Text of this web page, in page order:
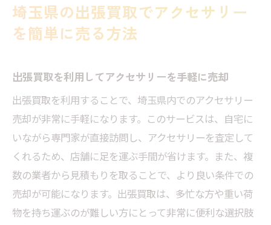
埼玉県の出張買取でアクセサリー
を簡単に売る方法
出張買取を利用してアクセサリーを手軽に売却
出張買取を利用することで、埼玉県内でのアクセサリー
売却が非常に手軽になります。このサービスは、自宅に
いながら専門家が直接訪問し、アクセサリーを査定して
くれるため、店舗に足を運ぶ手間が省けます。また、複
数の業者から見積もりを取ることで、より良い条件での
売却が可能になります。出張買取は、多忙な方や重い荷
物を持ち運ぶのが難しい方にとって非常に便利な選択肢